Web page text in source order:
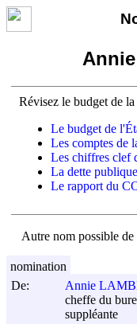
Révisez le budget de
Le budget de
Les comptes de
Les chiffres clef
La dette publique
Le rapport du
Autre nom possible de
De:
Annie
cheffe du
suppléante
nomination